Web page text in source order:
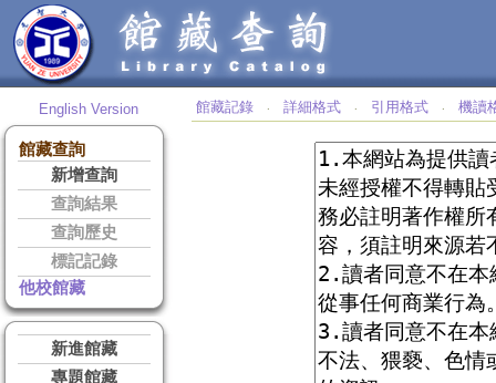
English Version
館藏查詢
新增查詢
查詢結果
查詢歷史
標記記錄
他校館藏
新進館藏
專題館藏
館藏記錄 ‧ 詳細格式 ‧ 引用格式 ‧ 機讀